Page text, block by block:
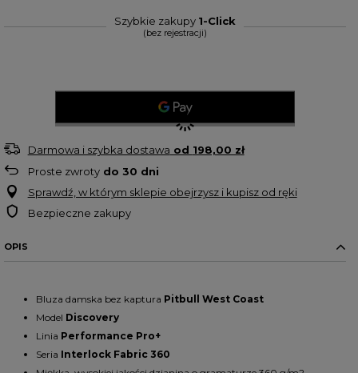
Szybkie zakupy 1-Click
(bez rejestracji)
Darmowa i szybka dostawa od 198,00 zł
Proste zwrotydo 30 dni
Sprawdź, w którym sklepie obejrzysz i kupisz od ręki
Bezpieczne zakupy
OPIS
Bluza damska bez kaptura Pitbull West Coast
Model Discovery
Linia Performance Pro+
Seria Interlock Fabric 360